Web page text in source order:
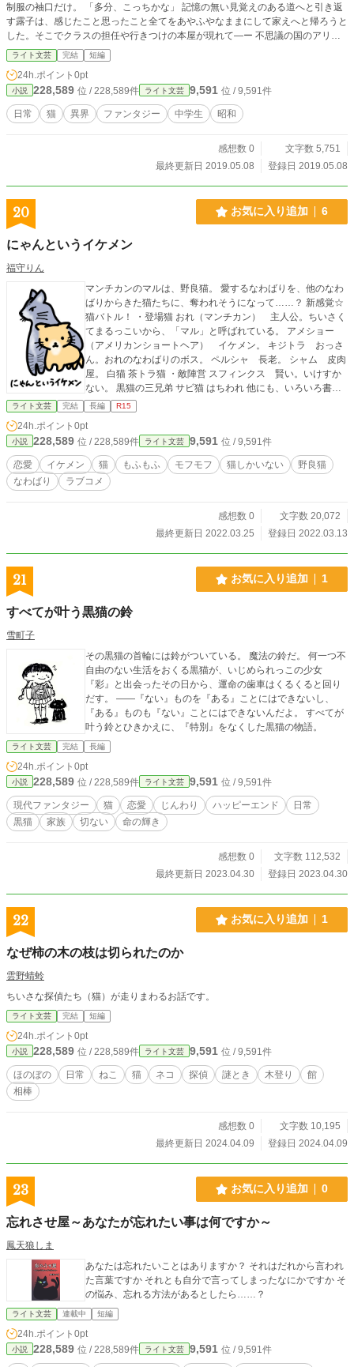
制服の袖口だけ。 「多分、こっちかな」 記憶の無い見覚えのある道へと引き返
す露子は、感じたこと思ったこと全てをあやふやなままにして家えへと帰ろうと
した。そこでクラスの担任や行きつけの本屋が現れて―ー 不思議の国のアリス
みたいな話になったとおもいます。
ライト文芸 完結 短編
24h.ポイント 0pt
小説 228,589 位 / 228,589件 ライト文芸 9,591 位 / 9,591件
日常 猫 異界 ファンタジー 中学生 昭和
感想数 0
文字数 5,751
最終更新日 2019.05.08
登録日 2019.05.08
20 お気に入り追加 6
にゃんというイケメン
福守りん
マンチカンのマルは、野良猫。 愛するなわばりを、他のなわ
ばりからきた猫たちに、奪われそうになって……？ 新感覚☆
猫バトル！ ・登場猫 おれ（マンチカン） 主人公。ちいさく
てまるっこいから、「マル」と呼ばれている。 アメショー
（アメリカンショートヘア） イケメン。 キジトラ おっさ
ん。おれのなわばりのボス。 ペルシャ 長老。 シャム 皮肉
屋。 白猫 茶トラ猫 ・敵陣営 スフィンクス 賢い。いけすか
ない。 黒猫の三兄弟 サビ猫 はちわれ 他にも、いろいろ書い
てます。 作者ページからどうぞ。
ライト文芸 完結 長編 R15
24h.ポイント 0pt
小説 228,589 位 / 228,589件 ライト文芸 9,591 位 / 9,591件
恋愛 イケメン 猫 もふもふ モフモフ 猫しかいない
野良猫
なわばり
ラブコメ
感想数 0
文字数 20,072
最終更新日 2022.03.25
登録日 2022.03.13
21 お気に入り追加 1
すべてが叶う黒猫の鈴
雪町子
その黒猫の首輪には鈴がついている。 魔法の鈴だ。 何一つ不
自由のない生活をおくる黒猫が、いじめられっこの少女
『彩』と出会ったその日から、運命の歯車はくるくると回り
だす。 ――『ない』ものを『ある』ことにはできないし、
『ある』ものも『ない』ことにはできないんだよ。 すべてが
叶う鈴とひきかえに、『特別』をなくした黒猫の物語。
ライト文芸 完結 長編
24h.ポイント 0pt
小説 228,589 位 / 228,589件 ライト文芸 9,591 位 / 9,591件
現代ファンタジー 猫 恋愛 じんわり ハッピーエンド
日常
黒猫
家族 切ない 命の輝き
感想数 0
文字数 112,532
最終更新日 2023.04.30
登録日 2023.04.30
22 お気に入り追加 1
なぜ柿の木の枝は切られたのか
雲野蜻蛉
ちいさな探偵たち（猫）が走りまわるお話です。
ライト文芸 完結 短編
24h.ポイント 0pt
小説 228,589 位 / 228,589件 ライト文芸 9,591 位 / 9,591件
ほのぼの 日常 ねこ 猫 ネコ 探偵 謎とき 木登り
館
相棒
感想数 0
文字数 10,195
最終更新日 2024.04.09
登録日 2024.04.09
23 お気に入り追加 0
忘れさせ屋～あなたが忘れたい事は何ですか～
鳳天狼しま
あなたは忘れたいことはありますか？ それはだれから言われ
た言葉ですか それとも自分で言ってしまったなにかですか そ
の悩み、忘れる方法があるとしたら……？
ライト文芸 連載中 短編
24h.ポイント 0pt
小説 228,589 位 / 228,589件 ライト文芸 9,591 位 / 9,591件